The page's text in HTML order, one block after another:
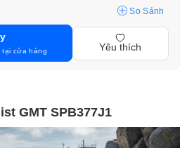
So Sánh
tại cửa hàng Yêu thích
GMT SPB377J1